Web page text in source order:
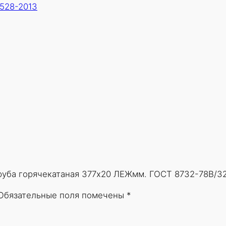
т
а
2013
горячекатаная 377х20 ЛЕЖмм. ГОСТ 8732-78В/
поля помечены *